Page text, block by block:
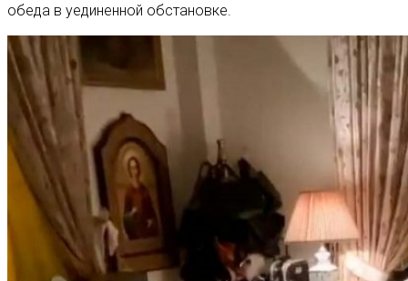
обеда в уединенной обстановке.